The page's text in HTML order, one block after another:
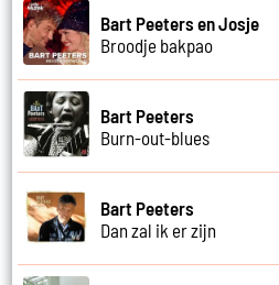
Bart Peeters en Josje
Broodje bakpao
Bart Peeters
Burn-out-blues
Bart Peeters
Dan zal ik er zijn